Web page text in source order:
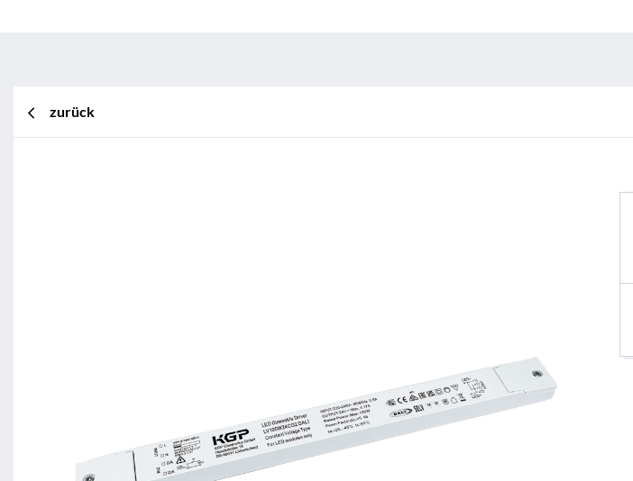
BL Shine XConfig - Sie stellen Ihr Produkt nach Ihren Wünschen
zusammen
zurück